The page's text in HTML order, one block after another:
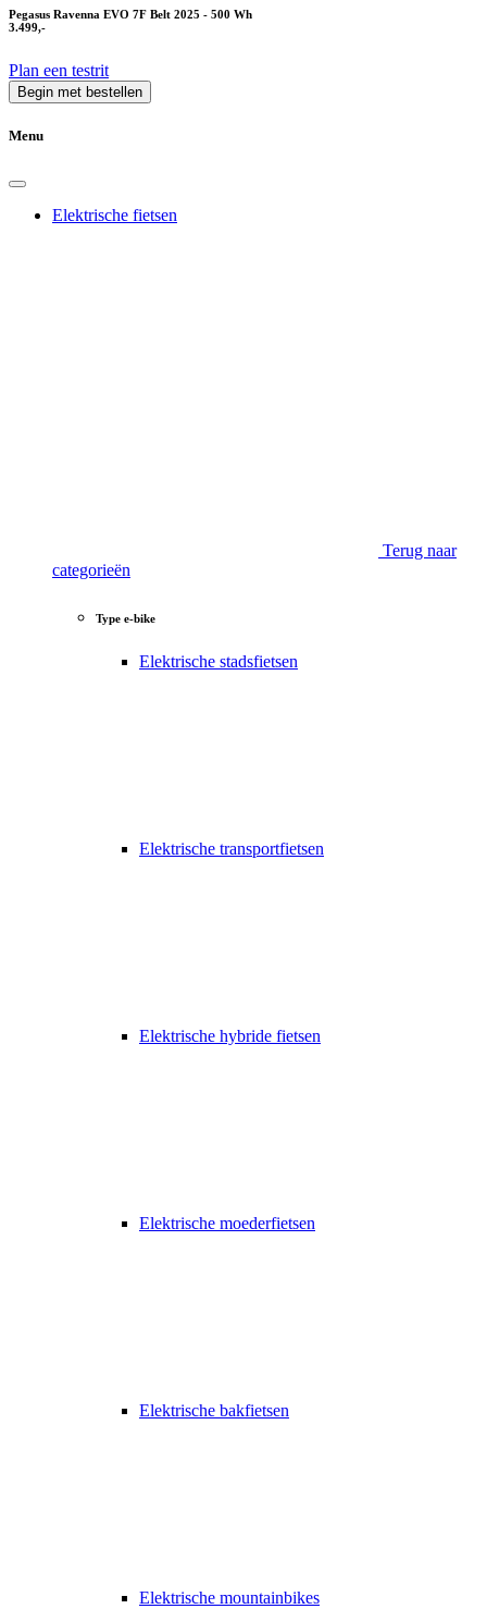
Pegasus Ravenna EVO 7F Belt 2025 - 500 Wh
3.499,-
Plan een testrit
Begin met bestellen
Menu
Elektrische fietsen
Terug naar
categorieën
Type e-bike
Elektrische stadsfietsen
Elektrische transportfietsen
Elektrische hybride fietsen
Elektrische moederfietsen
Elektrische bakfietsen
Elektrische mountainbikes